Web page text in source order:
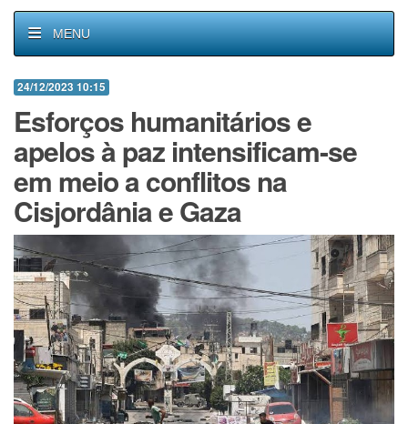
MENU
24/12/2023 10:15
Esforços humanitários e
apelos à paz intensificam-se
em meio a conflitos na
Cisjordânia e Gaza